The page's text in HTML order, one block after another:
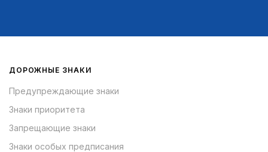
ДОРОЖНЫЕ ЗНАКИ
Предупреждающие знаки
Знаки приоритета
Запрещающие знаки
Знаки особых предписания